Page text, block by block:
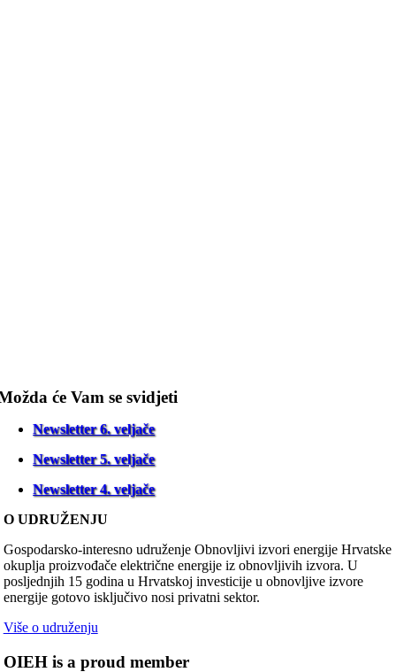
će Vam se svidjeti
Newsletter 6. veljače
Newsletter 5. veljače
Newsletter 4. veljače
O UDRUŽENJU
Gospodarsko-interesno udruženje Obnovljivi izvori energije Hrvatske
okuplja proizvođače električne energije iz obnovljivih izvora. U
posljednjih 15 godina u Hrvatskoj investicije u obnovljive izvore
energije gotovo isključivo nosi privatni sektor.
Više o udruženju
OIEH is a proud member